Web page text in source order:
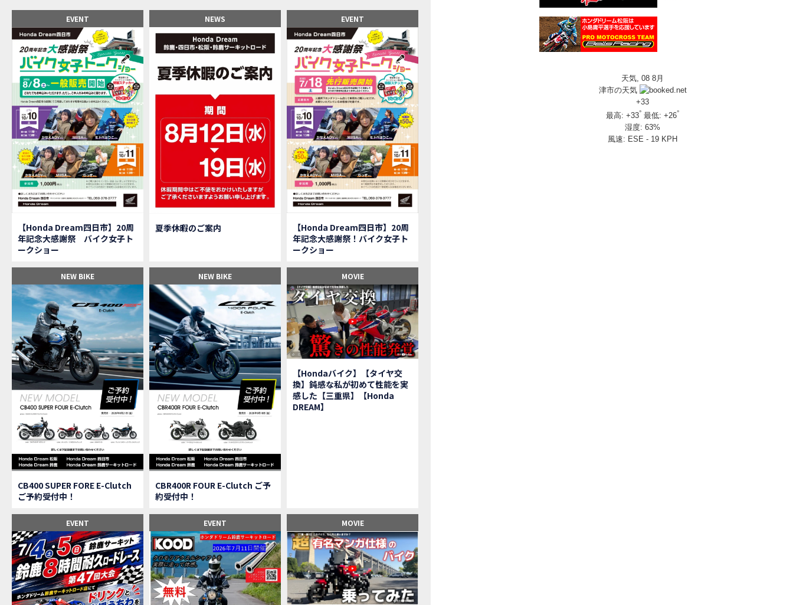
正統派NC750X！大型二輪教習から10年目の素直な感想|Honda NC750X DCT【バイク女子ツーリング】
MOVIE 女が乗るバイクじゃない？低身長女が検証します
MOVIE 【福井1泊ツーリング】バイク女子、仲悪いって本当？
MOVIE 大型ツアラー！Gold Wing Tour 50th ANNIVWRSARYは女性ライダーでもツーリングを楽しめるのか検証してみた｜Honda ゴールドウイング
MOVIE 【Monkey125】初めてモンキー！意外な◯◯へ行って来た【三重ホンダヒート】
NEW BIKE 大型ツアラー「Gold Wing Tour」と特別仕様の 「Gold Wing Tour 50th ANNIVERSARY」を 受注期間限定で発売
MOVIE 【三重県】女性ライダーツーリングを満喫しました｜CB1000HORNET CB750HORNET CB650R E-Clutch
MOVIE 【女子ツーの実態】恥ずかしいけど、暴露しました。
MOVIE オイル交換に行ったつもりが…まさかの大出費！？
NEW BIKE 「CRF250 RALLY」「CRF250 RALLY＜s＞」の カラーリング設定と仕様を一部変更し発売
「CRF250L」「CRF250L＜s＞」のカラーリング設定と 仕様を一部変更し発売
NEW BIKE 軽二輪スーパースポーツモデル「CBR250RR」の カラーバリエーションを変更し発売
MOVIE 【Honda Dream鈴鹿】20周年記念・大感謝祭イベント 大人気バイク女子が大集合・・Honda Dreamさんの人気を探ってきましたスペシャル！！メチャクチャ楽しかったです❤
NEW BIKE PROJECT BIG1 Final Edition CB 1300在庫車あります！
【バイク女子】急遽、愛車とお別れ…ついにあのバイクに乗れた
MOVIE 【バイク女子】オイル交換だけのつもりが、まさかのアレを交換することに！？
【Honda Dream 鈴鹿２０周年記念大感謝祭】 多くの方のご来店ありがとうございました！
【CB650R E-Clutch】X-ADVでDCTに5年乗った私が素直にレビュー｜Honda X-ADV
MOVIE 【カブでアクセル全開】女性ライダーで耐久レース参戦！レースだけじゃないサーキットの楽しみ方|Honda supercub
MOVIE 【新型X-ADV】最初のカスタムはこれ！ガラスコーティングもしちゃいました|Honda X-ADV
MOVIE 【納車】新型X-ADV初走行！3台乗り継いだ私の素直な感想｜DCT クルーズコントロール
三重県下 Honda Dream4店舗にて新春キャンペーンを開催
MOVIE 【速報】2025年モデルHonda X-ADV契約しました！新型のどこが凄いかチェックしてきた！
MOVIE 【女子ツーリング】秋の女子ツーリングin鳥羽・伊勢 【Honda Dream 松阪】
NEW BIKE スーパーカブFinal Edition/HELLP KITTY在庫車あります！
MOVIE 【CBR1000RR-R】スーパースポーツバイクで三重県の新スポットを巡る女子ツーリング|Honda CBR1000RRR Rebel1100 500 250
CAMPAIGN 三重県下 Honda Dreamにてレンタルバイクキャンペーン実施中💫
MOVIE 【アフリカツイン】憧れの大型バイクで1泊2日マスツーリング｜三重県〜静岡県｜Honda CL500 AfricaTwin
MOVIE 【女子ツーリング】穴場スポット満載！三重の美味しいもの・パワースポット！【Honda Dream 松阪】
MOVIE 【CBR600RR】憧れのSSバイクで女子ツーリング|三重県 松阪スタート！Honda Rebel250•500
MOVIE
MOVIE 【鈴鹿サーキット】ホンダモーターサイクリストスクールを体験してきました【バイク女子】
【祝】Honda CL500納車「かなえさんバイク売れました！」連絡があり行ってきました
MOVIE 【ホンダドリーム鈴鹿サーキットロード】オープン当日イベントレポ！
MOVIE 【鈴鹿サーキットに近い！】ホンダドリーム鈴鹿サーキットロードOPEN！ #茉ひる
MOVIE CL500売却！X-ADVオーナーの素直な理由。〇〇で納得の買取してもらいました|Honda X-ADV
MOVIE 【梅本まどかさんコラボ】CIVIC TYPE R♪スタッフオススメの鈴鹿ドライブへ！【後編】
MOVIE 憧れの大型バイク試乗！4輪走行は驚きの…【Honda GoldWing AfricaTwin】試乗会in鈴鹿ツインサーキット
MOVIE 【鈴鹿ツインサーキット】バイク＆クルマ夢のコラボイベント！「HCM２＆４サーキットフェス」レポ
EVENT
【Honda Dream四日市】20周
年記念大感謝祭 バイク女子ト
ークショー
NEWS
夏季休暇のご案内
EVENT
【Honda Dream四日市】20周
年記念大感謝祭！バイク女子ト
ークショー
NEW BIKE
CB400 SUPER FORE E-Clutch
ご予約受付中！
NEW BIKE
CBR400R FOUR E-Clutch ご予
約受付中！
MOVIE
【Hondaバイク】【タイヤ交
換】鈍感な私が初めて性能を実
感した【三重県】【Honda
DREAM】
EVENT EVENT MOVIE
天気, 08 8月
津市の天気
+33
最高: +33° 最低: +26°
湿度: 63%
風速: ESE - 19 KPH